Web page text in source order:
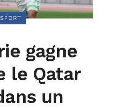
SPORT
gagne
le Qatar
un